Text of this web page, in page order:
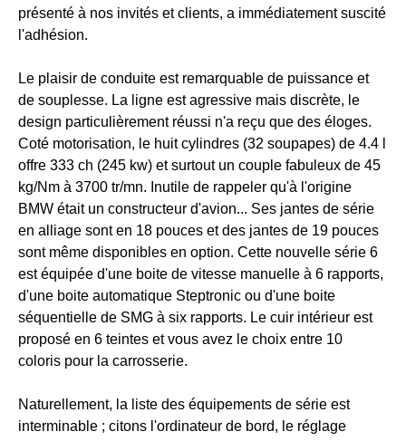
présenté à nos invités et clients, a immédiatement suscité
l'adhésion.
Le plaisir de conduite est remarquable de puissance et
de souplesse. La ligne est agressive mais discrète, le
design particulièrement réussi n'a reçu que des éloges.
Coté motorisation, le huit cylindres (32 soupapes) de 4.4 l
offre 333 ch (245 kw) et surtout un couple fabuleux de 45
kg/Nm à 3700 tr/mn. Inutile de rappeler qu'à l'origine
BMW était un constructeur d'avion... Ses jantes de série
en alliage sont en 18 pouces et des jantes de 19 pouces
sont même disponibles en option. Cette nouvelle série 6
est équipée d'une boite de vitesse manuelle à 6 rapports,
d'une boite automatique Steptronic ou d'une boite
séquentielle de SMG à six rapports. Le cuir intérieur est
proposé en 6 teintes et vous avez le choix entre 10
coloris pour la carrosserie.
Naturellement, la liste des équipements de série est
interminable ; citons l'ordinateur de bord, le réglage